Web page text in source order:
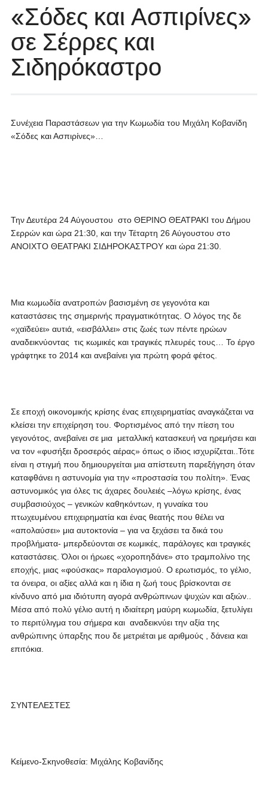
«Σόδες και Ασπιρίνες»
σε Σέρρες και
Σιδηρόκαστρο
Συνέχεια Παραστάσεων για την Κωμωδία του Μιχάλη Κοβανίδη
«Σόδες και Ασπιρίνες»…
Την Δευτέρα 24 Αύγουστου στο ΘΕΡΙΝΟ ΘΕΑΤΡΑΚΙ του Δήμου
Σερρών και ώρα 21:30, και την Τέταρτη 26 Αύγουστου στο
ΑΝΟΙΧΤΟ ΘΕΑΤΡΑΚΙ ΣΙΔΗΡΟΚΑΣΤΡΟΥ και ώρα 21:30.
Μια κωμωδία ανατροπών βασισμένη σε γεγονότα και
καταστάσεις της σημερινής πραγματικότητας. Ο λόγος της δε
«χαϊδεύει» αυτιά, «εισβάλλει» στις ζωές των πέντε ηρώων
αναδεικνύοντας τις κωμικές και τραγικές πλευρές τους… Το έργο
γράφτηκε το 2014 και ανεβαίνει για πρώτη φορά φέτος.
Σε εποχή οικονομικής κρίσης ένας επιχειρηματίας αναγκάζεται να
κλείσει την επιχείρηση του. Φορτισμένος από την πίεση του
γεγονότος, ανεβαίνει σε μια μεταλλική κατασκευή να ηρεμήσει και
να τον «φυσήξει δροσερός αέρας» όπως ο ίδιος ισχυρίζεται..Τότε
είναι η στιγμή που δημιουργείται μια απίστευτη παρεξήγηση όταν
καταφθάνει η αστυνομία για την «προστασία του πολίτη». Ένας
αστυνομικός για όλες τις άχαρες δουλειές –λόγω κρίσης, ένας
συμβασιούχος – γενικών καθηκόντων, η γυναίκα του
πτωχευμένου επιχειρηματία και ένας θεατής που θέλει να
«απολαύσει» μια αυτοκτονία – για να ξεχάσει τα δικά του
προβλήματα- μπερδεύονται σε κωμικές, παράλογες και τραγικές
καταστάσεις. Όλοι οι ήρωες «χοροπηδάνε» στο τραμπολίνο της
εποχής, μιας «φούσκας» παραλογισμού. Ο ερωτισμός, το γέλιο,
τα όνειρα, οι αξίες αλλά και η ίδια η ζωή τους βρίσκονται σε
κίνδυνο από μια ιδιότυπη αγορά ανθρώπινων ψυχών και αξιών..
Μέσα από πολύ γέλιο αυτή η ιδιαίτερη μαύρη κωμωδία, ξετυλίγει
το περιτύλιγμα του σήμερα και αναδεικνύει την αξία της
ανθρώπινης ύπαρξης που δε μετριέται με αριθμούς , δάνεια και
επιτόκια.
ΣΥΝΤΕΛΕΣΤΕΣ
Κείμενο-Σκηνοθεσία: Mιχάλης Κοβανίδης